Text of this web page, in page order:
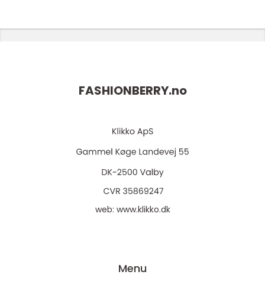
FASHIONBERRY.no
web: www.klikko.dk
Menu